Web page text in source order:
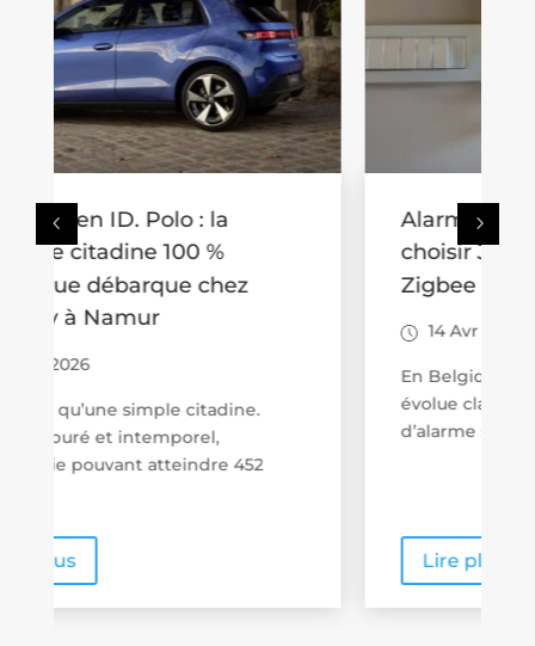
Alarme sans fil en Belgique :
choisir Jeweller, Z-Wave ou
Zigbee
14 Avr 2026
En Belgique, la sécurité électronique
évolue clairement vers des systèmes
d’alarme sans fil,...